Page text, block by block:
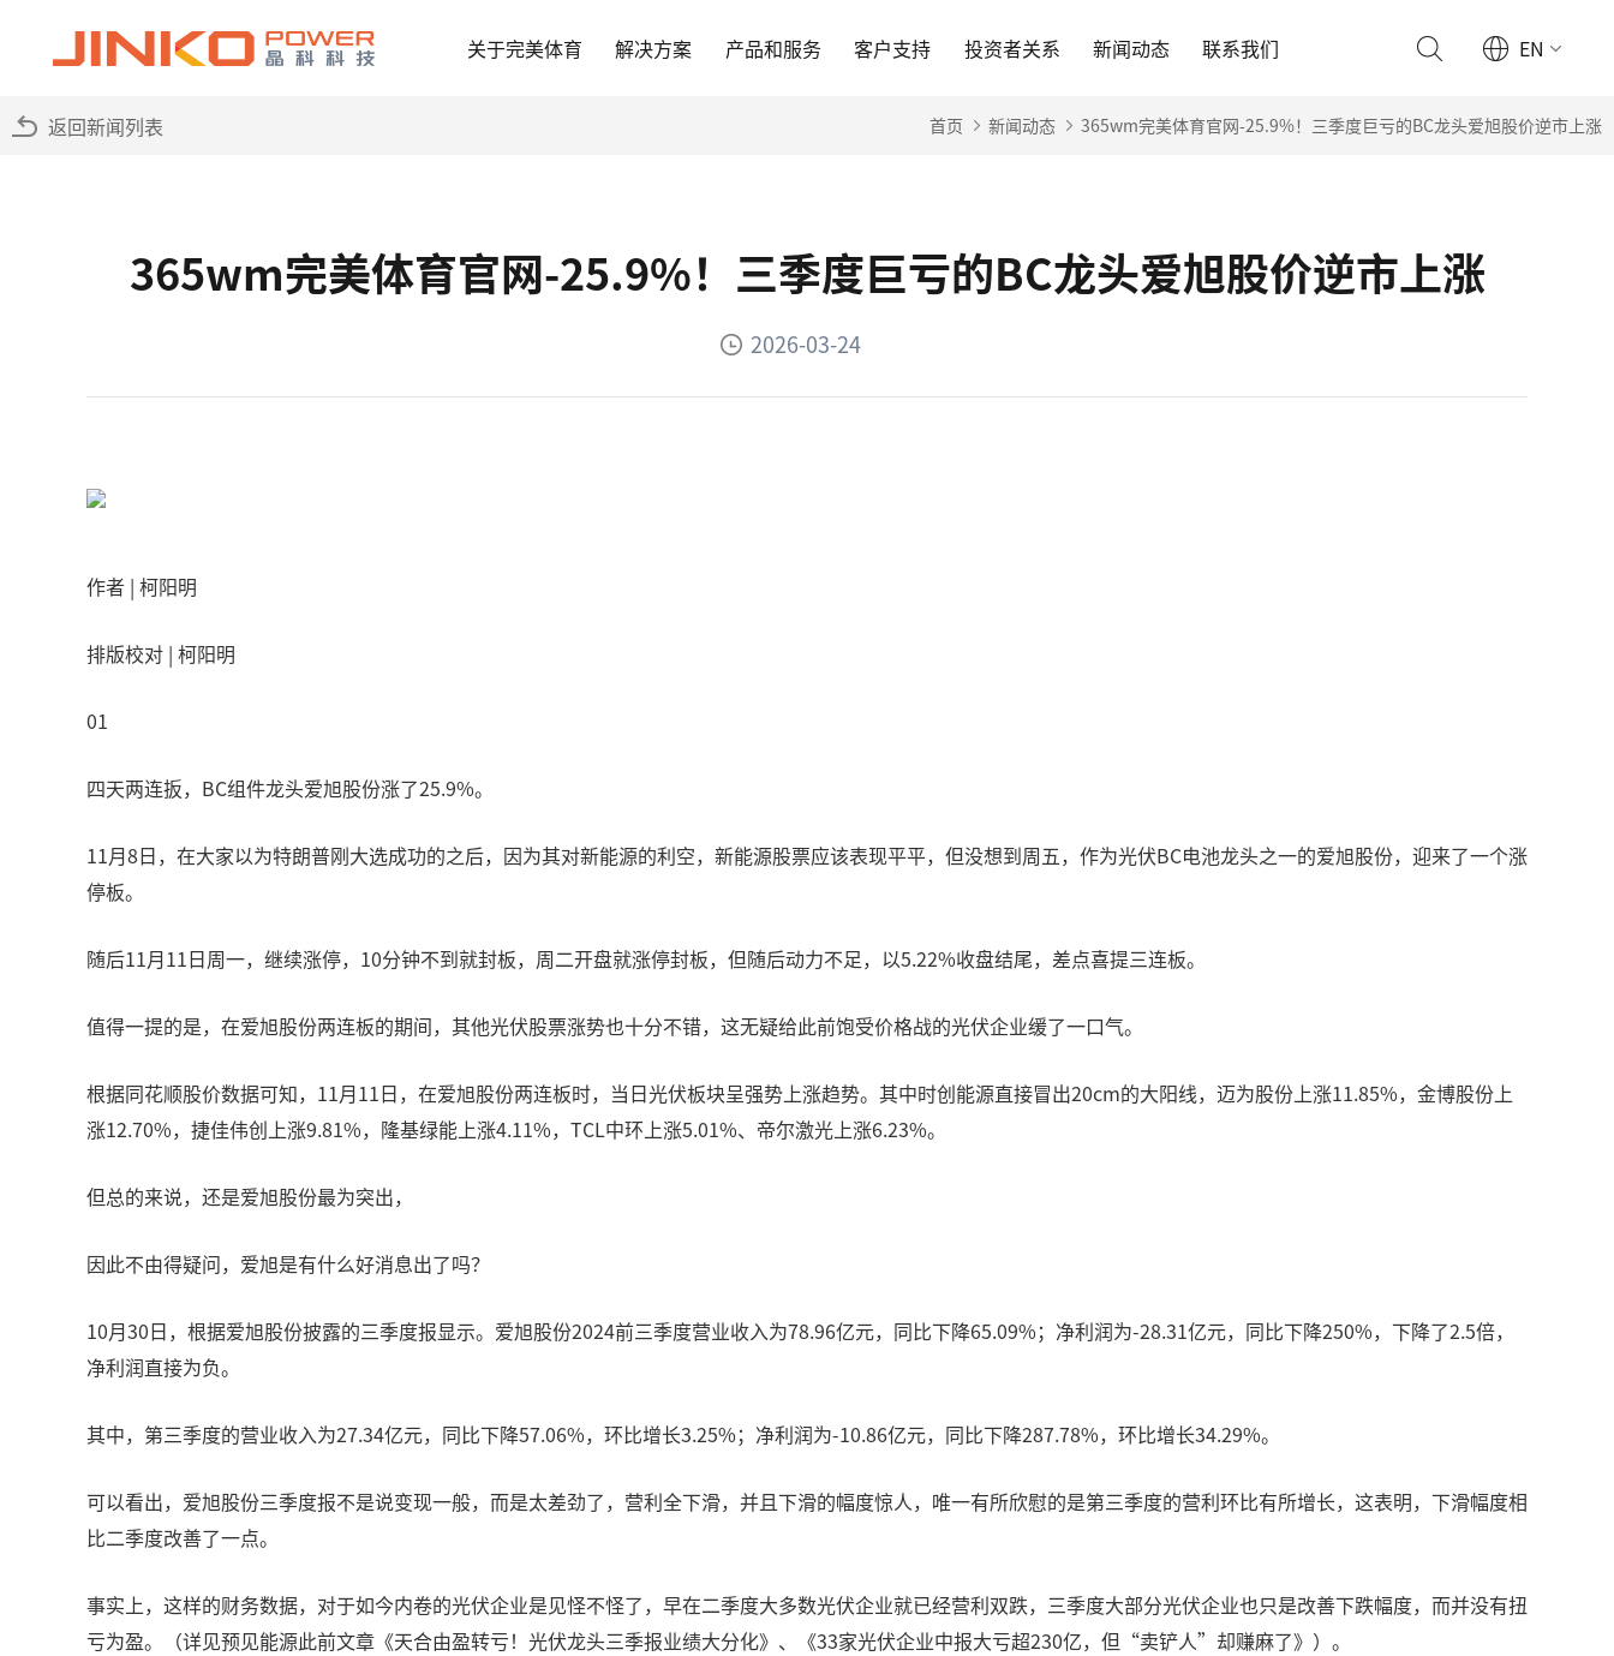
关于完美体育 解决方案 产品和服务 客户支持 投资者关系 新闻动态 联系我们 EN
返回新闻列表 首页 新闻动态 365wm完美体育官网-25.9%！三季度巨亏的BC龙头爱旭股价逆市上涨
365wm完美体育官网-25.9%！三季度巨亏的BC龙头爱旭股价逆市上涨
2026-03-24
作者 | 柯阳明
排版校对 | 柯阳明
01
四天两连扳，BC组件龙头爱旭股份涨了25.9%。
11月8日，在大家以为特朗普刚大选成功的之后，因为其对新能源的利空，新能源股票应该表现平平，但没想到周五，作为光伏BC电池龙头之一的爱旭股份，迎来了一个涨
停板。
随后11月11日周一，继续涨停，10分钟不到就封板，周二开盘就涨停封板，但随后动力不足，以5.22%收盘结尾，差点喜提三连板。
值得一提的是，在爱旭股份两连板的期间，其他光伏股票涨势也十分不错，这无疑给此前饱受价格战的光伏企业缓了一口气。
根据同花顺股价数据可知，11月11日，在爱旭股份两连板时，当日光伏板块呈强势上涨趋势。其中时创能源直接冒出20cm的大阳线，迈为股份上涨11.85%，金博股份上
涨12.70%，捷佳伟创上涨9.81%，隆基绿能上涨4.11%，TCL中环上涨5.01%、帝尔激光上涨6.23%。
但总的来说，还是爱旭股份最为突出，
因此不由得疑问，爱旭是有什么好消息出了吗？
10月30日，根据爱旭股份披露的三季度报显示。爱旭股份2024前三季度营业收入为78.96亿元，同比下降65.09%；净利润为-28.31亿元，同比下降250%，下降了2.5倍，
净利润直接为负。
其中，第三季度的营业收入为27.34亿元，同比下降57.06%，环比增长3.25%；净利润为-10.86亿元，同比下降287.78%，环比增长34.29%。
可以看出，爱旭股份三季度报不是说变现一般，而是太差劲了，营利全下滑，并且下滑的幅度惊人，唯一有所欣慰的是第三季度的营利环比有所增长，这表明，下滑幅度相
比二季度改善了一点。
事实上，这样的财务数据，对于如今内卷的光伏企业是见怪不怪了，早在二季度大多数光伏企业就已经营利双跌，三季度大部分光伏企业也只是改善下跌幅度，而并没有扭
亏为盈。（详见预见能源此前文章《天合由盈转亏！光伏龙头三季报业绩大分化》、《33家光伏企业中报大亏超230亿，但“卖铲人”却赚麻了》）。